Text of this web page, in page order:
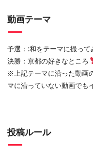
動画テーマ
予選：:和をテーマに撮って
決勝：京都の好きなところ
※上記テーマに沿った動画
マに沿っていない動画でも
投稿ルール